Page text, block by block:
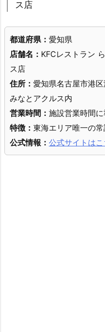
ス店
都道府県： 愛知県
店舗名： KFCレストラン
ス店
住所： 愛知県名古屋市港
みなとアクルス内
営業時間： 施設営業時間に
特徴： 東海エリア唯一の
公式情報： 公式サイトはこ